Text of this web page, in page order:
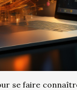
se faire